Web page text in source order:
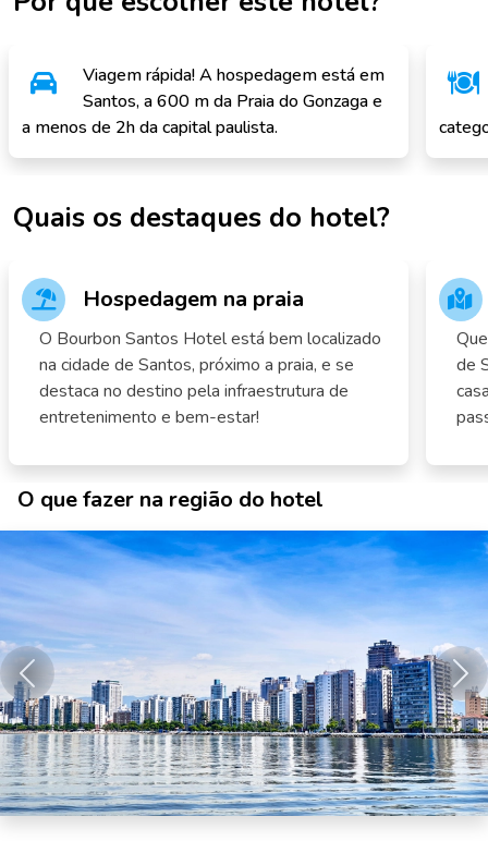
Viagem rápida! A hospedagem está em
Santos, a 600 m da Praia do Gonzaga e
a menos de 2h da capital paulista.
Quais os destaques do hotel?
Hospedagem na praia
O Bourbon Santos Hotel está bem localizado
na cidade de Santos, próximo a praia, e se
destaca no destino pela infraestrutura de
entretenimento e bem-estar!
de
O que fazer na região do hotel
Anterior